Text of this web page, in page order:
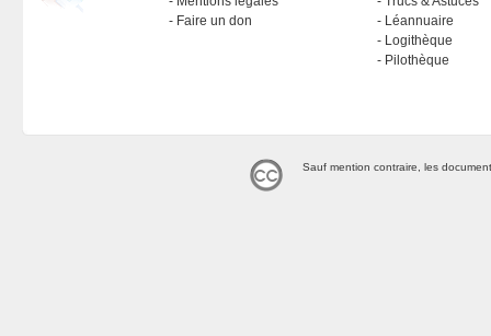
Faire un don
Léannuaire
Logithèque
Pilothèque
Sauf mention contraire, les